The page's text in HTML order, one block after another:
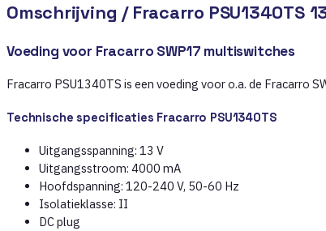
Omschrijving / Fracarro PSU1340TS
Voeding voor Fracarro SWP17 multiswitches
Fracarro PSU1340TS is een voeding voor o.a. de Fracarro
Technische specificaties Fracarro PSU1340TS
Uitgangsspanning: 13 V
Uitgangsstroom: 4000 mA
Hoofdspanning: 120-240 V, 50-60 Hz
Isolatieklasse: II
DC plug